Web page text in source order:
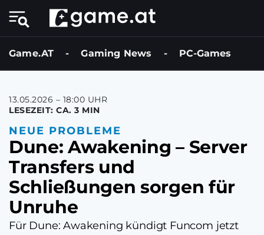
Game.AT - Gaming News - PC-Games
13.05.2026 – 18:00 UHR
LESEZEIT: CA. 3 MIN
NEUE PROBLEME
Dune: Awakening – Server
Transfers und
Schließungen sorgen für
Unruhe
Für Dune: Awakening kündigt Funcom jetzt